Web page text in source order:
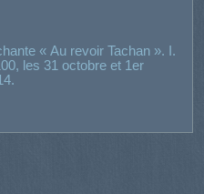
« Au revoir Tachan ». I.
les 31 octobre et 1er